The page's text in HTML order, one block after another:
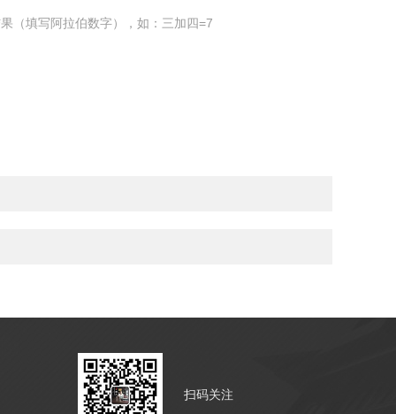
（填写阿拉伯数字），如：三加四=7
扫码关注